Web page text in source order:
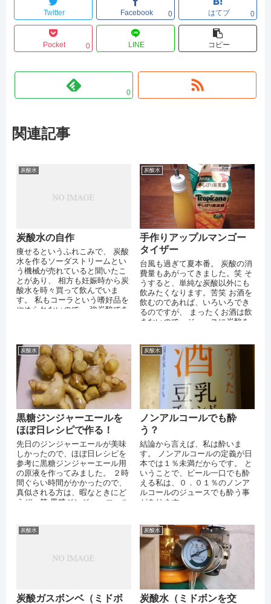
Twitter Facebook 0 はてブ 0
Pocket 0 LINE コピー
0
関連記事
炭酸水
炭酸水の自作
痩せるというふれこみで、 炭酸
水を作るソーダストリームとい
う機械が売れていると聞いたこ
とがあり、 相方も妊娠時から炭
酸水を時々買って飲んでいま
す。 私もコーラという嗜好品を
やめられないので、 強炭酸であ
炭酸水
手作りアップルマンゴー
タイザー
台風も過ぎて夏本番。 炭酸の消
費量もあがってきました。笑 そ
うすると、単純な炭酸以外にも
飲みたくなります。苦笑 お酒を
飲むのであれば、いろいろでき
るのですが、 まったくお酒は飲
まないので、ジュースに炭酸を
炭酸水
黒糖ジンジャーエールを
ほぼ日レシピで作る！
先日のジンジャーエールが美味
しかったので、ほぼ日レシピを
参考に黒糖ジンジャーエール用
の原液を作ってみました。 ２時
間ぐらい時間がかかったので、
真似される方は、暇なときにど
うぞ。笑 黒糖ジンジャーエール
炭酸水
ノンアルコールでも酔
う？
結論から言えば、私は酔いま
す。 ノンアルコールの定義が日
本では１％未満だからです。 と
いうことで、ビール一口でも酔
える私は、０．０１％のノンア
ルコールのジュースでも酔う事
があります。
炭酸水
炭酸ガスボンベ（ミドボ
炭酸水
炭酸水（ミドボンを交